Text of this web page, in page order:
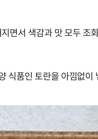
면서 색감과 맛 모두
품인 토란을 아낌없